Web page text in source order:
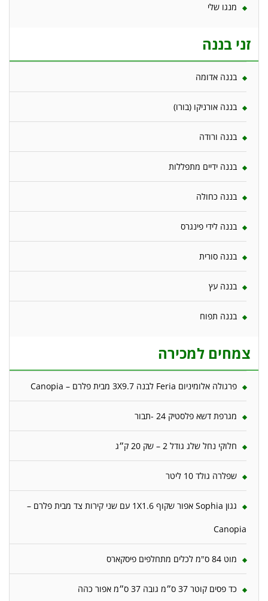
מנגו שלי
זני בננה
בננה אדומה
בננה אורניקו (בורו)
בננה ורודה
בננה ידיים מתפללות
בננה כחולה
בננה לידי פינגרס
בננה סורית
בננה עץ
בננה תפוח
צמחים למכירה
פרגולה אלומיניום Feria לבנה 3X9.7 מבית פלרם – Canopia
מגרפת דשא פלסטיק 24 -תבור
חלוקי נחל שלג גודל 2 – שק 20 ק״ג
שפלרה גולד 10 ליטר
גגון Sophia אפור שקוף 1X1.6 עם שני קירות צד מבית פלרם –
Canopia
מוט 84 ס"מ לכלים מתחלפים פיסקארס
כד פסים קוטר 37 ס״מ גובה 37 ס״מ אפור כהה